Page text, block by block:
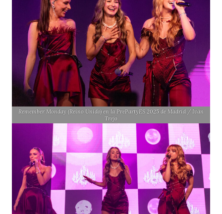
Remember Monday (Reino Unido) en la PrePartyES 2025 de Madrid / Iván
Trejo